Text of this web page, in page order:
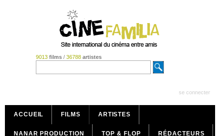
9013 films/ 36788 artistes
se connecter
ACCUEIL FILMS ARTISTES
NANAR PRODUCTION TOP & FLOP RÉDACTEURS